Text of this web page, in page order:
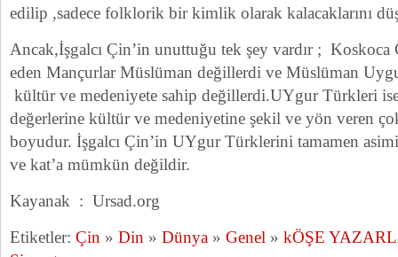
edilip ,sadece folklorik bir kimlik olarak kalacaklarını
Ancak,İşgalcı Çin’in unuttuğu tek şey vardır ; Koskoca
eden Mançurlar Müslüman değillerdi ve Müslüman
kültür ve medeniyete sahip değillerdi.UYgur Türkleri
değerlerine kültür ve medeniyetine şekil ve yön veren
boyudur. İşgalcı Çin’in UYgur Türklerini tamamen
ve kat’a mümkün değildir.
Kayanak : Ursad.org
Etiketler: Çin » Din » Dünya » Genel » kÖŞE